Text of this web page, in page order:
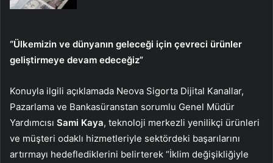
“Ülkemizin ve dünyanın geleceği için çevreci ürünler
geliştirmeye devam edeceğiz”
Konuyla ilgili açıklamada Neova Sigorta Dijital Kanallar,
Pazarlama ve Bankasüranstan sorumlu Genel Müdür
Yardımcısı Sami Kaya, teknoloji merkezli yenilikçi ürünleri
ve müşteri odaklı hizmetleriyle sektördeki başarılarını
artırmayı hedeflediklerini belirterek “İklim değişikliğiyle